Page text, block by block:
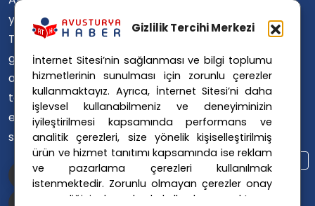
Gizlilik Tercihi Merkezi
İnternet Sitesi’nin sağlanması ve bilgi toplumu
hizmetlerinin sunulması için zorunlu çerezler
kullanmaktayız. Ayrıca, İnternet Sitesi’ni daha
işlevsel kullanabilmeniz ve deneyiminizin
iyileştirilmesi kapsamında performans ve
analitik çerezleri, size yönelik kişiselleştirilmiş
ürün ve hizmet tanıtımı kapsamında ise reklam
ve pazarlama çerezleri kullanılmak
istenmektedir. Zorunlu olmayan çerezler onay
vermediğiniz durumlarda kullanılmayacaktır.
yaşayan
Türklerin ülke
gündemini
ana dillerinde
takip
etmelerini
sağlıyoruz.
Avusturya Sağlık Sistemi
Avusturya Suç Haberleri
Avusturya Trafik Haberleri
Donald Trump
FPÖ
Graz Okul Saldırısı
Internet Dolandırıcılığı
Itfaiye Müdahalesi
Viyana Polisi
Viyana Suç Haberleri